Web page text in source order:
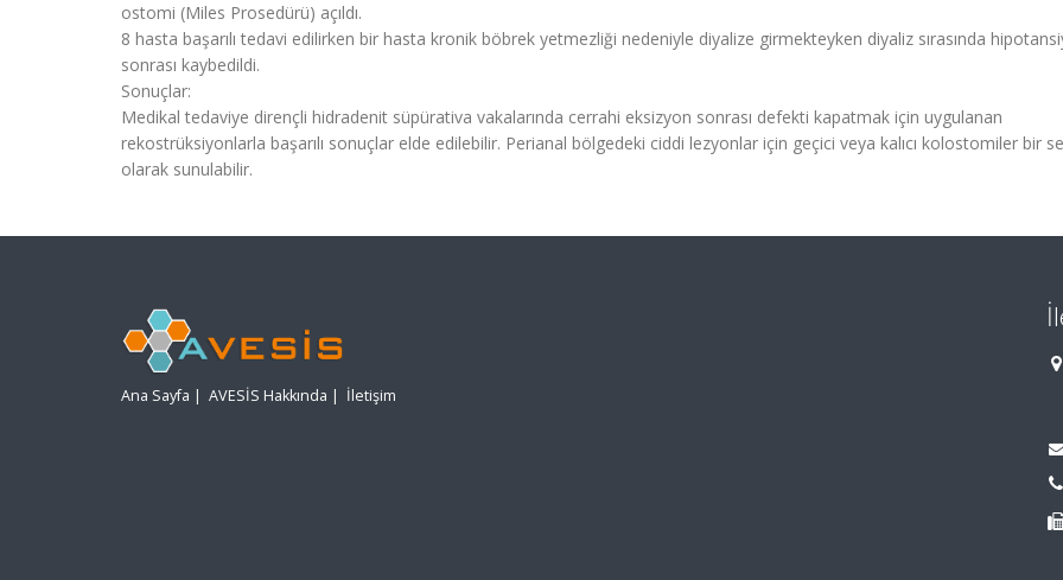
ostomi (Miles Prosedürü) açıldı.
8 hasta başarılı tedavi edilirken bir hasta kronik böbrek yetmezliği nedeniyle diyalize girmekteyken diyaliz sırasında
sonrası kaybedildi.
Sonuçlar:
Medikal tedaviye dirençli hidradenit süpürativa vakalarında cerrahi eksizyon sonrası defekti kapatmak için uygulanan
rekostrüksiyonlarla başarılı sonuçlar elde edilebilir. Perianal bölgedeki ciddi lezyonlar için geçici veya kalıcı kolostomiler bir
olarak sunulabilir.
Ana Sayfa | AVESİS Hakkında | İletişim